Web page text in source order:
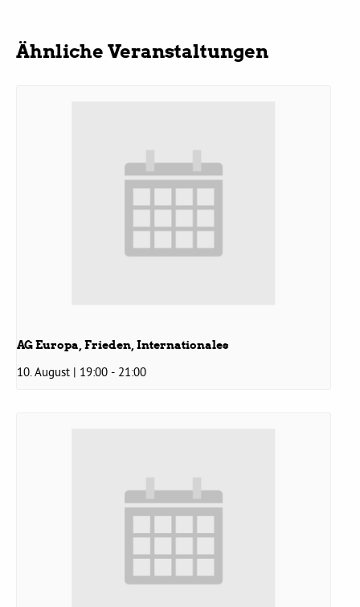
Fraktionsgeschäftsstelle
Aktiv werden
Ähnliche Veranstaltungen
AG Europa, Frieden, Internationales
10. August | 19:00 - 21:00